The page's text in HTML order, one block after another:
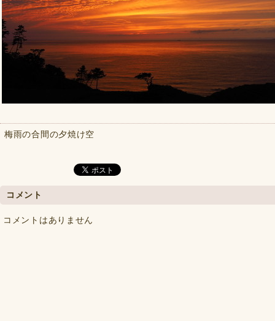
梅雨の合間の夕焼け空
コメント
コメントはありません